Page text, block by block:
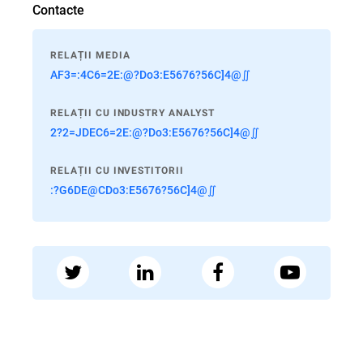
Contacte
RELAȚII MEDIA
AF3=:4C6=2E:@?Do3:E5676?56C]4@∬
RELAȚII CU INDUSTRY ANALYST
2?2=JDEC6=2E:@?Do3:E5676?56C]4@∬
RELAȚII CU INVESTITORII
:?G6DE@CDo3:E5676?56C]4@∬